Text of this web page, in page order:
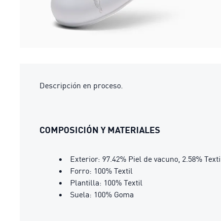
Descripción en proceso.
COMPOSICIÓN Y MATERIALES
Exterior: 97.42% Piel de vacuno, 2.58%
Forro: 100% Textil
Plantilla: 100% Textil
Suela: 100% Goma